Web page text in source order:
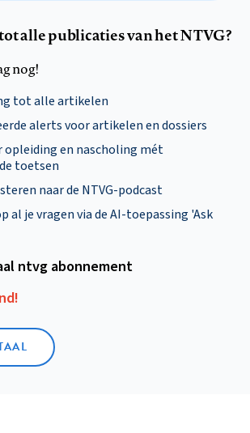
alle publicaties van het NTVG?
nog!
tot alle artikelen
alerts voor artikelen en dossiers
opleiding en nascholing mét
toetsen
naar de NTVG-podcast
al je vragen via de AI-toepassing 'Ask
ntvg abonnement